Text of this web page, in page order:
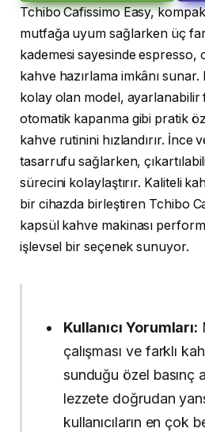
Tchibo Cafissimo Easy,
mutfağa uyum sağlarken üç
kademesi sayesinde espresso,
kahve hazırlama imkânı sunar.
kolay olan model,
otomatik kapanma gibi pratik
kahve rutinini hızlandırır. İnce
tasarrufu sağlarken,
sürecini kolaylaştırır. Kaliteli
bir cihazda birleştiren Tchibo
kapsül kahve makinası
işlevsel bir seçenek sunuyor.
Kullanıcı Yorumları:
çalışması ve farklı
sunduğu özel basınç
lezzete doğrudan
kullanıcıların en çok